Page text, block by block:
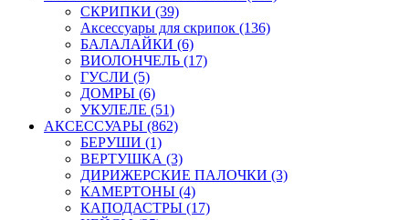
СКРИПКИ (39)
Аксессуары для скрипок (136)
БАЛАЛАЙКИ (6)
ВИОЛОНЧЕЛЬ (17)
ГУСЛИ (5)
ДОМРЫ (6)
УКУЛЕЛЕ (51)
АКСЕССУАРЫ (862)
БЕРУШИ (1)
ВЕРТУШКА (3)
ДИРИЖЕРСКИЕ ПАЛОЧКИ (3)
КАМЕРТОНЫ (4)
КАПОДАСТРЫ (17)